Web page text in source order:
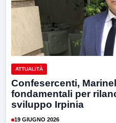
ATTUALITÀ
Confesercenti,
fondamentali per
sviluppo Irpinia
19 GIUGNO 2026